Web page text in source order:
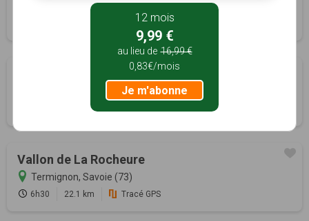
Pralognan-la-Vanoise, Savoie (73)
Tracé GPS
Termignon, Savoie (73)
14.7 km
Vallon de La Rocheure
Termignon, Savoie (73)
6h30 22.1 km Tracé GPS
12 mois
9,99 €
au lieu de 16,99 €
0,83€/mois
Je m'abonne